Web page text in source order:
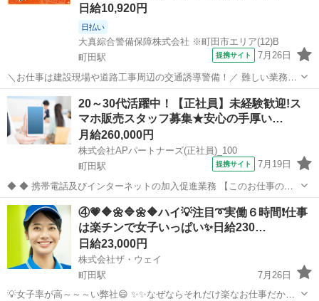
日給10,920円
日払い
大真綜合警備保障株式会社 ※町田市エリア(12)B
町田駅
提携サイト 7月26日
＼お仕事は建設現場や道路工事周辺の交通誘導警備！／ 難しい業務や
辛い力仕事はありません！ 初めての方でも丁寧な研修があるので、安
心してスタート出来ます！ ☆現場は東京都・神奈川県・埼玉県に多数
ご用意しております！ ◎シフト...
東京 町田市 町田駅 警備員
20～30代活躍中！【正社員】未経験歓迎!ス
マホ販売スタッフ募集★安心の手厚い…
月給260,000円
株式会社APパートナーズ(正社員)_100
町田駅
提携サイト 7月19日
◆ ◆ 携帯電話及びインターネットの加入促進業務 【このお仕事のお
すすめポイント】 ・ゼロからでも始められる充実の研修制度！ ・分か
らないことは先輩スタッフにすぐ聞ける！手厚いサポート体制あり！
・働きやすい環境で長く...
東京 町田市 町田駅 携帯ショップ
④💗🔶🌼🔷🌼🔶ハイ💡注目➰実働６時間❗️仕事
は楽チンで女子いっぱい✨日給230…
日給23,000円
株式会社ザ・ウェイ
町田駅
7月26日
💡女子率が高～～～い弊社😄 ✨✨なぜならそれだけ楽なお仕事だから